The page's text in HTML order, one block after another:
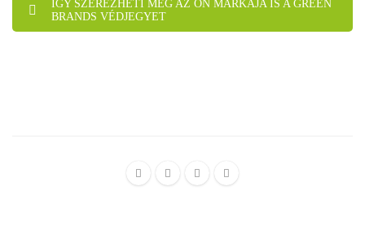
ÍGY SZEREZHETI MEG AZ ÖN MÁRKÁJA IS A GREEN
BRANDS VÉDJEGYET